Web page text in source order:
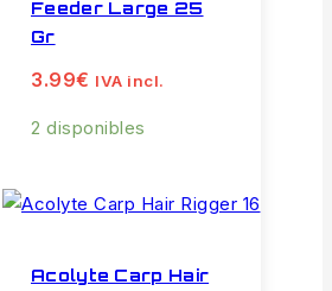
Feeder Large 25
Gr
3.99€ IVA incl.
2 disponibles
Acolyte Carp Hair